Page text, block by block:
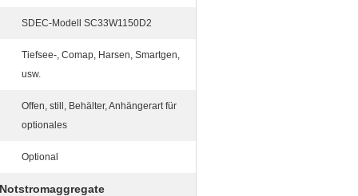
SDEC-Modell SC33W1150D2
Tiefsee-, Comap, Harsen, Smartgen,
usw.
Offen, still, Behälter, Anhängerart für
optionales
Optional